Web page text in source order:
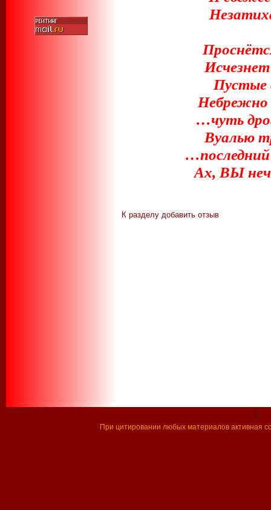
Пустые
…чуть
Вуалью
Ах, ВЫ
К разделу добавить отзыв
При цитировании любых материалов активная